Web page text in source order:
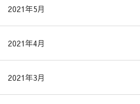
2021年5月
2021年4月
2021年3月